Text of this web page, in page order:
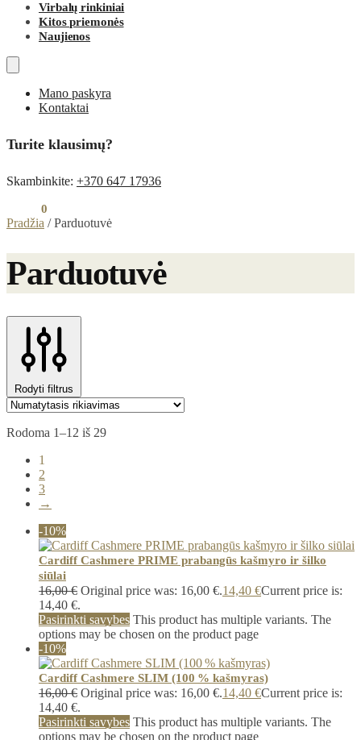
Virbalų rinkiniai
Kitos priemonės
Naujienos
Mano paskyra
Kontaktai
Turite klausimų?
Skambinkite: +370 647 17936
0
Pradžia /Parduotuvė
Parduotuvė
Rodyti filtrus
Rodoma 1–12 iš 29
1
2
3
→
-10%
Cardiff Cashmere PRIME prabangūs kašmyro ir šilko
siūlai
16,00€ Original price was: 16,00 €.14,40 €Current price is:
14,40 €.
Pasirinkti savybes This product has multiple variants. The
options may be chosen on the product page
-10%
Cardiff Cashmere SLIM (100 % kašmyras)
16,00€ Original price was: 16,00 €.14,40 €Current price is:
14,40 €.
Pasirinkti savybes This product has multiple variants. The
options may be chosen on the product page